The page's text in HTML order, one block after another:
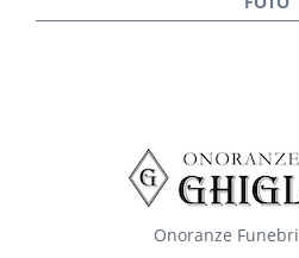
Onoranze